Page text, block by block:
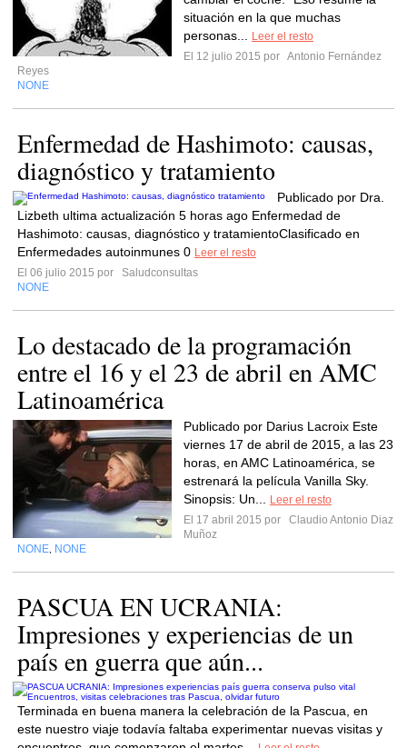
situación en la que muchas
personas...
Leer el resto
El 12 julio 2015 por Antonio Fernández
Reyes
NONE
Enfermedad de Hashimoto: causas,
diagnóstico y tratamiento
Publicado por Dra.
Lizbeth ultima actualización 5 horas ago Enfermedad de
Hashimoto: causas, diagnóstico y tratamientoClasificado en
Enfermedades autoinmunes 0 Leer el resto
El 06 julio 2015 por
Saludconsultas
NONE
Lo destacado de la programación
entre el 16 y el 23 de abril en AMC
Latinoamérica
Publicado por Darius Lacroix Este
viernes 17 de abril de 2015, a las 23
horas, en AMC Latinoamérica, se
estrenará la película Vanilla Sky.
Sinopsis: Un...
Leer el resto
El 17 abril 2015 por
Claudio Antonio Diaz
Muñoz
NONE NONE
PASCUA EN UCRANIA:
Impresiones y experiencias de un
país en guerra que aún...
Terminada en buena manera la celebración de la Pascua, en
este nuestro viaje todavía faltaba experimentar nuevas visitas y